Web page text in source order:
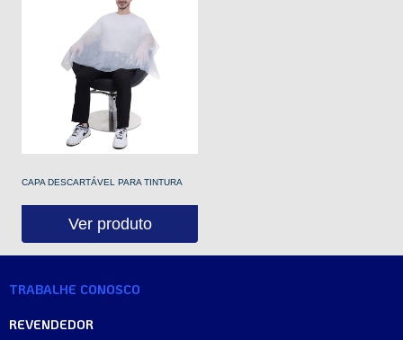
CAPA DESCARTÁVEL PARA TINTURA
Ver produto
TRABALHE CONOSCO
REVENDEDOR